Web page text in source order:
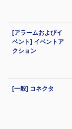
[アラームおよびイ
ベント] イベントア
クション
[一般] コネクタ